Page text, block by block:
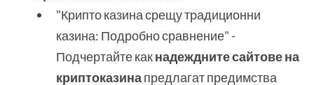
"Крипто казина срещу традиционни
казина: Подробно сравнение" -
Подчертайте какнадеждните сайтове на
криптоказинапредлагат предимства